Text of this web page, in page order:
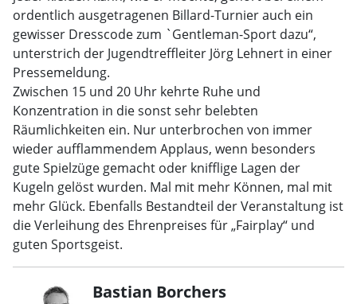
ordentlich ausgetragenen Billard-Turnier auch ein
gewisser Dresscode zum `Gentleman-Sport dazu“,
unterstrich der Jugendtreffleiter Jörg Lehnert in einer
Pressemeldung.
Zwischen 15 und 20 Uhr kehrte Ruhe und
Konzentration in die sonst sehr belebten
Räumlichkeiten ein. Nur unterbrochen von immer
wieder aufflammendem Applaus, wenn besonders
gute Spielzüge gemacht oder knifflige Lagen der
Kugeln gelöst wurden. Mal mit mehr Können, mal mit
mehr Glück. Ebenfalls Bestandteil der Veranstaltung ist
die Verleihung des Ehrenpreises für „Fairplay“ und
guten Sportsgeist.
Bastian Borchers